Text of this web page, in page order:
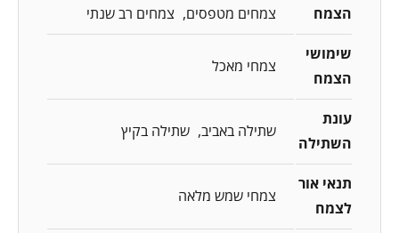
הצמח
צמחים מטפסים
צמחים רב שנתי
שימושי
הצמח
צמחי מאכל
עונת
השתילה
שתילה באביב שתילה בקיץ
תנאי אור
לצמח
צמחי שמש מלאה